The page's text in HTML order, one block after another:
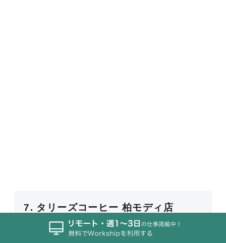
7. タリーズコーヒー 柏モディ店